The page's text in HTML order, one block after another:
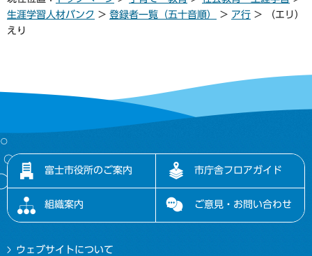
生涯学習人材バンク > 登録者一覧（五十音順） > ア行 > （エリ）
えり
富士市役所のご案内 市庁舎フロアガイド
組織案内 ご意見・お問い合わせ
ウェブサイトについて